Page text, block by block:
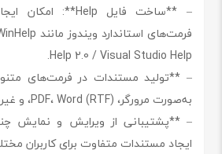
Help 2.0 / Visual Studio Help.
– **تولید مستندات در فرمت‌های
به‌صورت مرورگر، PDF، Word (RTF)، و غیره.
– **پشتیبانی از ویرایش و نمایش
ایجاد مستندات متفاوت برای کاربران